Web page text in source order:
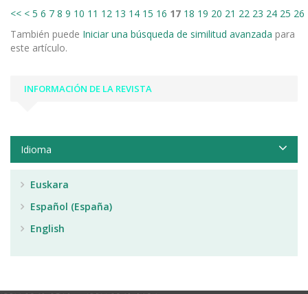
<< < 5 6 7 8 9 10 11 12 13 14 15 16 17 18 19 20 21 22 23 24 25 26
También puede Iniciar una búsqueda de similitud avanzada para
este artículo.
INFORMACIÓN DE LA REVISTA
Idioma
Euskara
Español (España)
English